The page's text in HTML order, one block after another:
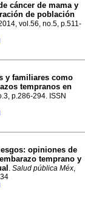
cáncer de mama y
de población
vol.56, no.5, p.511-
y familiares como
tempranos en
p.286-294. ISSN
: opiniones de
temprano y
. Salud pública Méx,